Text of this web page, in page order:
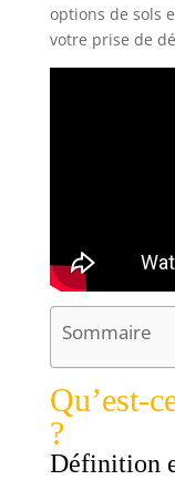
options de sols
votre prise de
Sommaire
Qu’est-
?
Définition